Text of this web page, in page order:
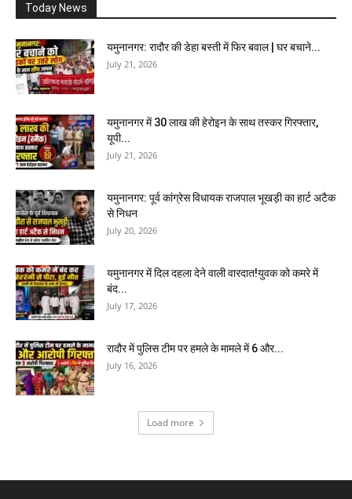
Today News
यमुनानगर: रादौर की डेहा बस्ती में फिर बवाल | घर बचाने...
July 21, 2026
यमुनानगर में 30 लाख की हेरोइन के साथ तस्कर गिरफ्तार,
यूपी...
July 21, 2026
यमुनानगर: पूर्व कांग्रेस विधायक राजपाल भूखड़ी का हार्ट अटैक
से निधन
July 20, 2026
यमुनानगर में दिल दहला देने वाली वारदात!युवक को कमरे में
बंद...
July 17, 2026
रादौर में पुलिस टीम पर हमले के मामले में 6 और...
July 16, 2026
Load more